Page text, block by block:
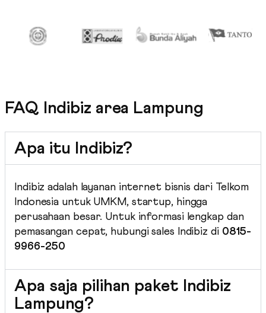
FAQ Indibiz area Lampung
Apa itu Indibiz?
Indibiz adalah layanan internet bisnis dari Telkom
Indonesia untuk UMKM, startup, hingga
perusahaan besar. Untuk informasi lengkap dan
pemasangan cepat, hubungi sales Indibiz di 0815-
9966-250
Apa saja pilihan paket Indibiz
Lampung?